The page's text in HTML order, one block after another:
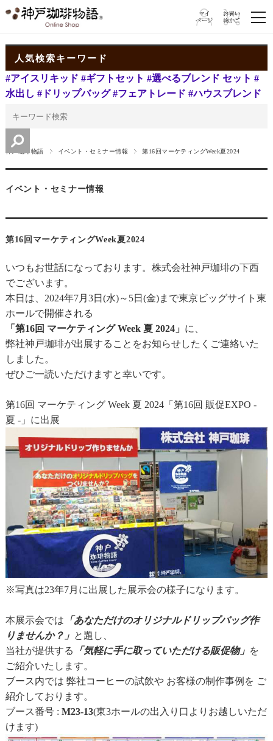
人気検索キーワード
#アイスリキッド #ギフトセット #選べるブレンド セット #
水出し #ドリップバッグ #フェアトレード #ハウスブレンド
神戸珈琲物語 イベント・セミナー情報 第16回マーケティングWeek夏2024
イベント・セミナー情報
第16回マーケティングWeek夏2024
いつもお世話になっております。株式会社神戸珈琲の下西
でございます。
本日は、2024年7月3日(水)～5日(金)まで東京ビッグサイト東
ホールで開催される
「第16回 マーケティング Week 夏 2024」 に、
弊社神戸珈琲が出展することをお知らせしたくご連絡いた
しました。
ぜひご一読いただけますと幸いです。
第16回 マーケティング Week 夏 2024「第16回 販促EXPO -
夏 -」に出展
※写真は23年7月に出展した展示会の様子になります。
本展示会では 「あなただけのオリジナルドリップバッグ作
りませんか？」 と題し、
当社が提供する
「気軽に手に取っていただける販促物」 を
ご紹介いたします。
ブース内では 弊社コーヒーの試飲や お客様の制作事例を ご
紹介しております。
ブース番号 : M23-13(東3ホールの出入り口よりお越しいただ
けます)